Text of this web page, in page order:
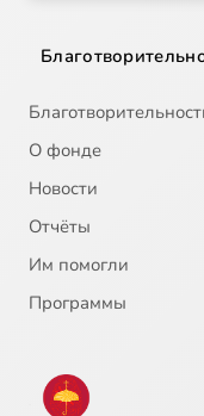
О фонде
Новости
Отчёты
Им помогли
Программы